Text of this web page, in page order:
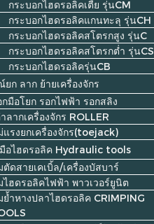
กระบอกไฮดรอลิคเตี้ย รุ่นCM
กระบอกไฮดรอลิคแกนทะลุ รุ่นCH
กระบอกไฮดรอลิคสโตรกสูง รุ่นC
กระบอกไฮดรอลิคสโตรกต่ำ รุ่นCS
กระบอกไฮดรอลิครุ่นCB
ยก ลาก ย้ายเครื่องจักร
กมือโยก รอกไฟฟ้า รอกสลิง
าลากเครื่องจักร ROLLER
แรงยกเครื่องจักร(toejack)
มือไฮดรอลิค Hydraulic tools
ตัดสายเคเบิ้ล/เครื่องบัสบาร์
ไฮดรอลิคไฟฟ้า พาวเวอร์ยูนิต
ย้ำหางปลาไฮดรอลิค CRIMPING